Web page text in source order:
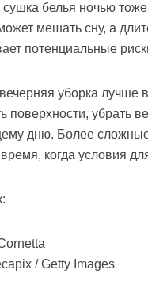
сушка белья ночью
мешать сну, а
потенциальные
уборка лучше
поверхности, убрать
дню. Более сложные
когда условия
/ Getty Images